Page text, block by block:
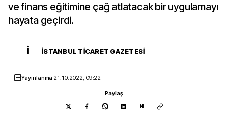
ve finans eğitimine çağ atlatacak bir uygulamayı
hayata geçirdi.
İ İSTANBUL TICARET GAZETESI
Yayınlanma 21.10.2022, 09:22
Paylaş
N